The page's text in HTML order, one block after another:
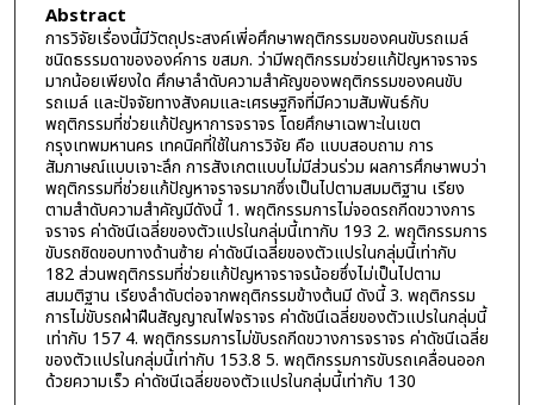
Abstract
การวิจัยเรื่องนี้มีวัตถุประสงค์เพี่อศึกษาพฤติกรรมของคนขับรถเมล์
ชนิดธรรมดาขององค์การ ขสมก. ว่ามีพฤติกรรมช่วยแก้ปัญหาจราจร
มากน้อยเพียงใด ศึกษาลำดับความสำคัญของพฤติกรรมของคนขับ
รถเมล์ และปัจจัยทางสังคมและเศรษฐกิจที่มีความสัมพันธ์กับ
พฤติกรรมที่ช่วยแก้ปัญหาการจราจร โดยศึกษาเฉพาะในเขต
กรุงเทพมหานคร เทคนิคที่ใช้ในการวิจัย คือ แบบสอบถาม การ
สัมภาษณ์แบบเจาะลึก การสังเกตแบบไม่มีส่วนร่วม ผลการศึกษาพบว่า
พฤติกรรมที่ช่วยแก้ปัญหาจราจรมากซึ่งเป็นไปตามสมมติฐาน เรียง
ตามสำดับความสำคัญมีดังนี้ 1. พฤติกรรมการไม่จอดรถกีดขวางการ
จราจร ค่าดัชนีเฉลี่ยของตัวแปรในกลุ่มนี้เทากับ 193 2. พฤติกรรมการ
ขับรถชิดขอบทางด้านซ้าย ค่าดัชนีเฉลี่ยของตัวแปรในกลุ่มนี้เท่ากับ
182 ส่วนพฤติกรรมที่ช่วยแก้ปัญหาจราจรน้อยซึ่งไม่เป็นไปตาม
สมมติฐาน เรียงลำดับต่อจากพฤติกรรมข้างต้นมี ดังนี้ 3. พฤติกรรม
การไม่ขับรถฝ่าฝืนสัญญาณไฟจราจร ค่าดัชนีเฉลี่ยของตัวแปรในกลุ่มนี้
เท่ากับ 157 4. พฤติกรรมการไม่ขับรถกีดขวางการจราจร ค่าดัชนีเฉลี่ย
ของตัวแปรในกลุ่มนี้เท่ากับ 153.8 5. พฤติกรรมการขับรถเคลื่อนออก
ด้วยความเร็ว ค่าดัชนีเฉลี่ยของตัวแปรในกลุ่มนี้เท่ากับ 130